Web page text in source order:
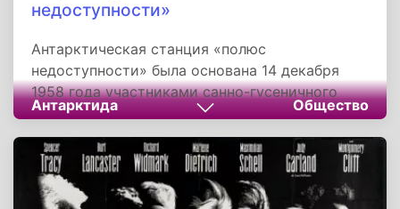
недоступности»
Антарктическая станция «полюс
недоступности» была основана 14 декабря
1958 года участниками санно-гусеничного
похода третьей Советской антарктической
экспедиции во главе с Евгением Толстиковым.
Во время торжественной церемонии
открытия станции на ее крыше полярниками
был установлен бюст Ленина, а на радиомачте
Антарктида Общество